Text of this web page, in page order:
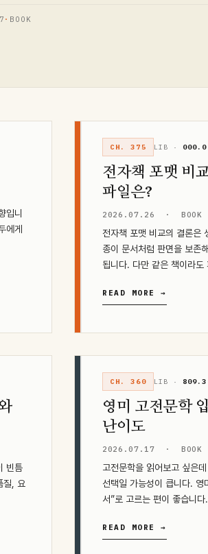
· BOOK
입니
에게
CH. 375 LIB · 000.0
전자책 포맷 비
파일은?
2026.07.26 · BOOK
전자책 포맷 비교의 결론은
종이 문서처럼 판면을 보존
됩니다. 다만 같은 책이라
READ MORE →
빈틈
질, 요
CH. 360 LIB · 809.3
영미 고전문학
난이도
2026.07.17 · BOOK
고전문학을 읽어보고 싶은
선택일 가능성이 큽니다. 영
서”로 고르는 편이 좋습니
READ MORE →